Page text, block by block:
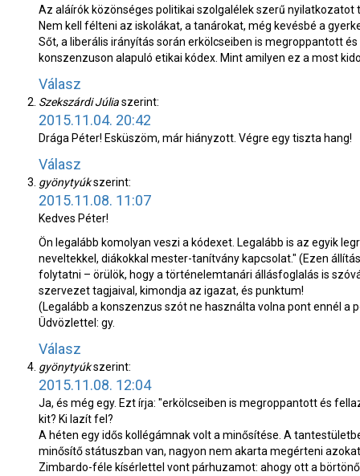
Az aláírók közönséges politikai szolgalélek szerű
Nem kell félteni az iskolákat, a tanárokat, még kevésbé a
Sőt, a liberális irányítás során erkölcseiben is megroppantott
konszenzuson alapuló etikai kódex. Mint amilyen ez a most
Válasz
Szekszárdi Júliaszerint:
2015.11.04. 20:42
Drága Péter! Esküszöm, már hiányzott. Végre egy tiszta hang!
Válasz
gyönytyúkszerint:
2015.11.08. 11:07
Kedves Péter!
Ön legalább komolyan veszi a kódexet. Legalább is az egyik
neveltekkel, diákokkal mester-tanítvány kapcsolat." (Ezen
folytatni – örülök, hogy a történelemtanári állásfoglalás is
szervezet tagjaival, kimondja az igazat, és punktum!
(Legalább a konszenzus szót ne használta volna pont ennél a
Üdvözlettel: gy.
Válasz
gyönytyúkszerint:
2015.11.08. 12:04
Ja, és még egy. Ezt írja: "erkölcseiben is megroppantott és
kit? Ki lazít fel?
A héten egy idős kollégámnak volt a minősítése. A
minősítő státuszban van, nagyon nem akarta megérteni
Zimbardo-féle kísérlettel vont párhuzamot: ahogy ott a